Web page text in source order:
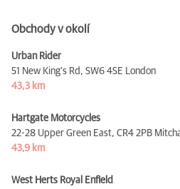
Obchody v okolí
Urban Rider
51 New King's Rd, SW6 4SE London
43,3 km
Hartgate Motorcycles
22-28 Upper Green East, CR4 2PB
43,9 km
West Herts Royal Enfield